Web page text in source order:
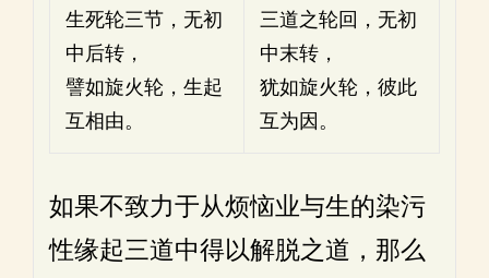
生死轮三节，无初
中后转，
譬如旋火轮，生起
互相由。
三道之轮回，无初
中末转，
犹如旋火轮，彼此
互为因。
如果不致力于从烦恼业与生的染污
性缘起三道中得以解脱之道，那么